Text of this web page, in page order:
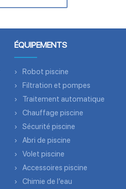
ÉQUIPEMENTS
Robot piscine
Filtration et pompes
Traitement automatique
Chauffage piscine
Sécurité piscine
Abri de piscine
Volet piscine
Accessoires piscine
Chimie de l’eau